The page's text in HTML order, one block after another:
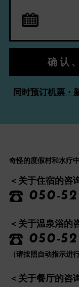
确认
同时预订机票・
奇怪的度假村和水疗
＜关于住宿的咨
050-
＜关于温泉浴的
050-
（请按照自动指示进
＜关于餐厅的咨